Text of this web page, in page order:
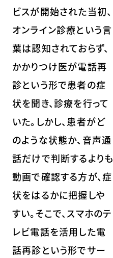
ビスが開始された当初、
オンライン診療という言
葉は認知されておらず、
かかりつけ医が電話再
診という形で患者の症
状を聞き、診療を行って
いた。しかし、患者がど
のような状態か、音声通
話だけで判断するよりも
動画で確認する方が、症
状をはるかに把握しや
すい。そこで、スマホのテ
レビ電話を活用した電
話再診という形でサー